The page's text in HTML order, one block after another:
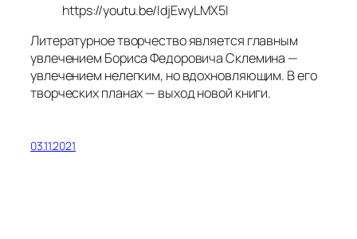
https://youtu.be/IdjEwyLMX5I
Литературное творчество является главным
увлечением Бориса Федоровича Склемина —
увлечением нелегким, но вдохновляющим. В его
творческих планах — выход новой книги.
03.11.2021